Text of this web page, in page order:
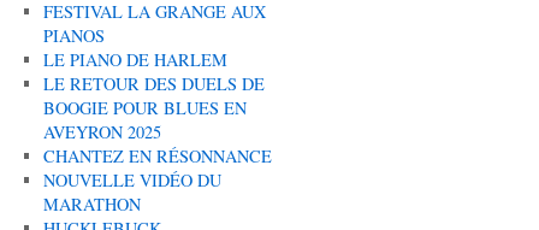
FESTIVAL LA GRANGE AUX
PIANOS
LE PIANO DE HARLEM
LE RETOUR DES DUELS DE
BOOGIE POUR BLUES EN
AVEYRON 2025
CHANTEZ EN RÉSONNANCE
NOUVELLE VIDÉO DU
MARATHON